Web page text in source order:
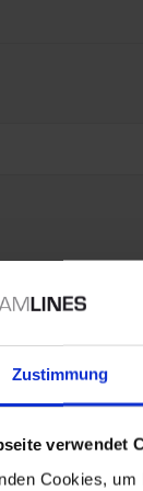
Zustimmung
verwendet
Cookies,